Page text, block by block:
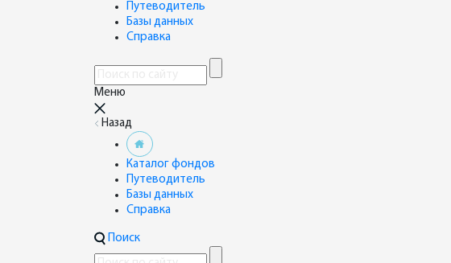
Путеводитель
Базы данных
Справка
Меню
Назад
Каталог фондов
Путеводитель
Базы данных
Справка
Поиск